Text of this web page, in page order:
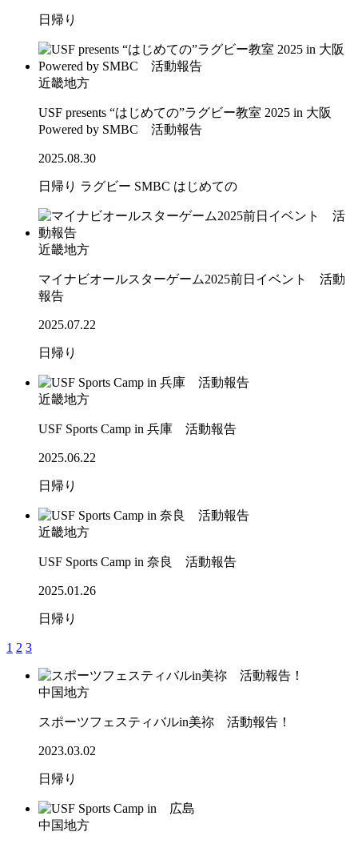
日帰り
近畿地方
USF presents “はじめての”ラグビー教室 2025 in 大阪
Powered by SMBC 活動報告
2025.08.30
日帰り ラグビー SMBC はじめての
近畿地方
マイナビオールスターゲーム2025前日イベント 活動
報告
2025.07.22
日帰り
近畿地方
USF Sports Camp in 兵庫 活動報告
2025.06.22
日帰り
近畿地方
USF Sports Camp in 奈良 活動報告
2025.01.26
日帰り
1 2 3
中国地方
スポーツフェスティバルin美祢 活動報告！
2023.03.02
日帰り
中国地方